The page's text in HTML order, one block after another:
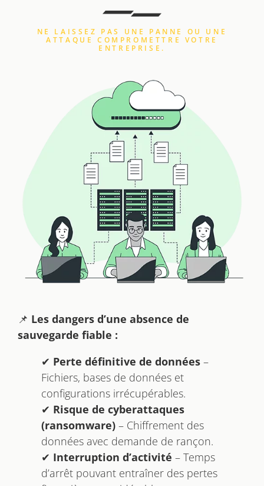
NE LAISSEZ PAS UNE PANNE OU UNE
ATTAQUE COMPROMETTRE VOTRE
ENTREPRISE.
📌 Les dangers d’une absence de
sauvegarde fiable :
✔ Perte définitive de données –
Fichiers, bases de données et
configurations irrécupérables.
✔ Risque de cyberattaques
(ransomware) – Chiffrement des
données avec demande de rançon.
✔ Interruption d’activité – Temps
d’arrêt pouvant entraîner des pertes